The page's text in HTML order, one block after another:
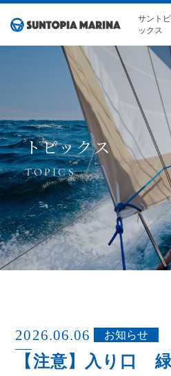
サント
ックス
トピックス
2026.06.06 お知らせ
【注意】入り口